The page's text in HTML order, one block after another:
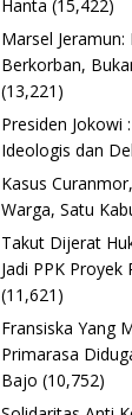
Hanta (15,422)
Marsel
Berkorban,
(13,221)
Presiden Jokowi
Ideologis dan
Kasus
Warga, Satu
Takut Dijerat
Jadi PPK Proyek
(11,621)
Fransiska Yang
Primarasa
Bajo (10,752)